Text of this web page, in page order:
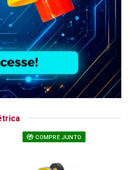
COMPRE JUNTO